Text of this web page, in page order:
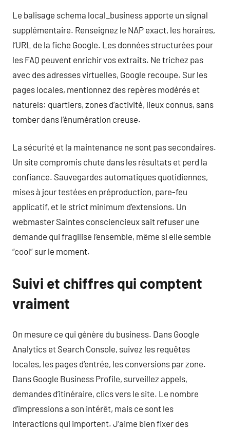
Le balisage schema local_business apporte un signal
supplémentaire. Renseignez le NAP exact, les horaires,
l’URL de la fiche Google. Les données structurées pour
les FAQ peuvent enrichir vos extraits. Ne trichez pas
avec des adresses virtuelles, Google recoupe. Sur les
pages locales, mentionnez des repères modérés et
naturels: quartiers, zones d’activité, lieux connus, sans
tomber dans l’énumération creuse.
La sécurité et la maintenance ne sont pas secondaires.
Un site compromis chute dans les résultats et perd la
confiance. Sauvegardes automatiques quotidiennes,
mises à jour testées en préproduction, pare-feu
applicatif, et le strict minimum d’extensions. Un
webmaster Saintes consciencieux sait refuser une
demande qui fragilise l’ensemble, même si elle semble
“cool” sur le moment.
Suivi et chiffres qui comptent
vraiment
On mesure ce qui génère du business. Dans Google
Analytics et Search Console, suivez les requêtes
locales, les pages d’entrée, les conversions par zone.
Dans Google Business Profile, surveillez appels,
demandes d’itinéraire, clics vers le site. Le nombre
d’impressions a son intérêt, mais ce sont les
interactions qui importent. J’aime bien fixer des